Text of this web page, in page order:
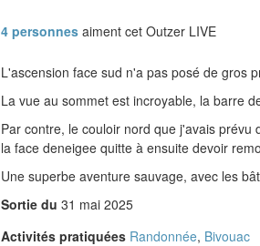
4 personnes aiment cet Outzer LIVE
L'ascension face sud n'a pas posé de gros
La vue au sommet est incroyable, la barre
Par contre, le couloir nord que j'avais
la face deneigee quitte à ensuite devoir
Une superbe aventure sauvage, avec les
Sortie du 31 mai 2025
Activités pratiquées Randonnée, Bivouac